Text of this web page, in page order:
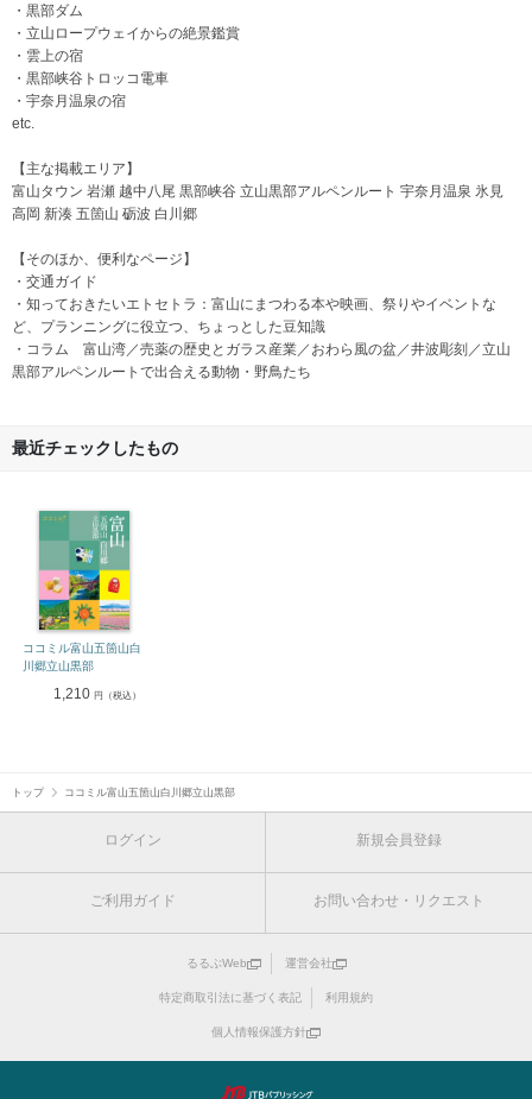
・黒部ダム
・立山ロープウェイからの絶景鑑賞
・雲上の宿
・黒部峡谷トロッコ電車
・宇奈月温泉の宿
etc.
【主な掲載エリア】
富山タウン 岩瀬 越中八尾 黒部峡谷 立山黒部アルペンルート 宇奈月温泉 氷見
高岡 新湊 五箇山 砺波 白川郷
【そのほか、便利なページ】
・交通ガイド
・知っておきたいエトセトラ：富山にまつわる本や映画、祭りやイベントな
ど、プランニングに役立つ、ちょっとした豆知識
・コラム 富山湾／売薬の歴史とガラス産業／おわら風の盆／井波彫刻／立山
黒部アルペンルートで出合える動物・野鳥たち
最近チェックしたもの
ココミル富山五箇山白
川郷立山黒部
1,210円（税込）
トップ ココミル富山五箇山白川郷立山黒部
ログイン 新規会員登録
ご利用ガイド お問い合わせ・リクエスト
るるぶWeb 運営会社
特定商取引法に基づく表記 利用規約
個人情報保護方針